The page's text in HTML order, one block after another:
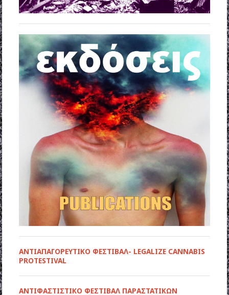
ΑΝΤΙΑΠΑΓΟΡΕΥΤΙΚΟ ΦΕΣΤΙΒΑΛ- LEGALIZE CANNABIS
PROTESTIVAL
ANTIΦΑΣΤΙΣΤΙΚΟ ΦΕΣΤΙΒΑΛ ΠΑΡΑΣΤΑΤΙΚΩΝ